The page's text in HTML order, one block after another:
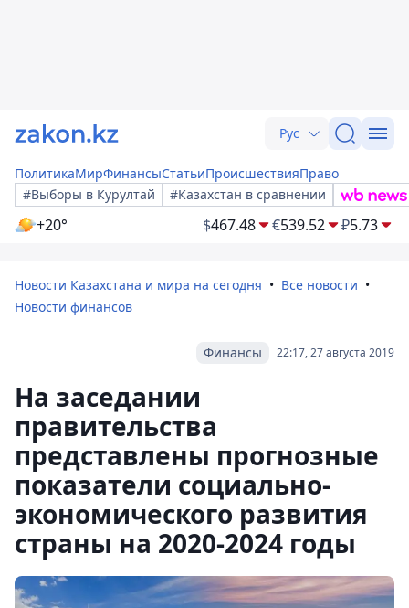
Рус
ПолитикаМирФинансыСтатьиПроисшествияПраво
#Выборы в Курултай
#Казахстан в сравнении
+20° $467.48 €539.52 ₽5.73
Новости Казахстана и мира на сегодня
Все новости
Новости финансов
22:17, 27 августа 2019
Финансы
На заседании
правительства
представлены прогнозные
показатели социально-
экономического развития
страны на 2020-2024 годы